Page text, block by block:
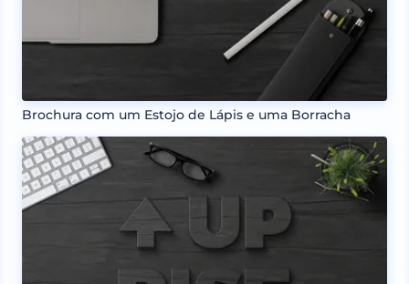
Brochura com um Estojo de Lápis e uma Borracha